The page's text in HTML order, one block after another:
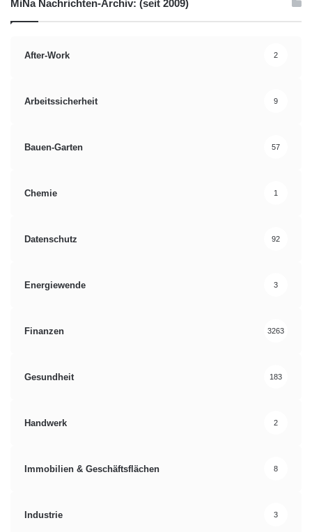
MiNa Nachrichten-Archiv: (seit 2009)
After-Work 2
Arbeitssicherheit 9
Bauen-Garten 57
Chemie 1
Datenschutz 92
Energiewende 3
Finanzen 3263
Gesundheit 183
Handwerk 2
Immobilien & Geschäftsflächen 8
Industrie 3